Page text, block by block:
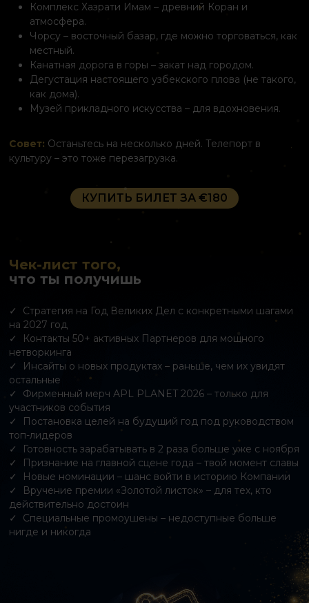
Комплекс Хазрати Имам – древний Коран и
атмосфера.
Чорсу – восточный базар, где можно торговаться, как
местный.
Канатная дорога в горы – закат над городом.
Дегустация настоящего узбекского плова (не такого,
как дома).
Музей прикладного искусства – для вдохновения.
Совет: Останьтесь на несколько дней. Телепорт в
культуру – это тоже перезагрузка.
КУПИТЬ БИЛЕТ ЗА €180
Чек-лист того,
что ты получишь
Стратегия на Год Великих Дел с конкретными шагами
на 2027 год
Контакты 50+ активных Партнеров для мощного
нетворкинга
Инсайты о новых продуктах – раньше, чем их увидят
остальные
Фирменный мерч APL PLANET 2026 – только для
участников события
Постановка целей на будущий год под руководством
топ-лидеров
Готовность зарабатывать в 2 раза больше уже с ноября
Признание на главной сцене года – твой момент славы
Новые номинации – шанс войти в историю Компании
Вручение премии «Золотой листок» – для тех, кто
действительно достоин
Специальные промоушены – недоступные больше
нигде и никогда